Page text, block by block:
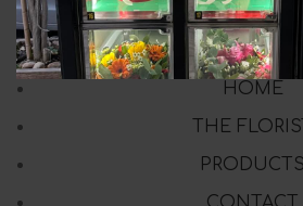
HOME
THE FLORIST
PRODUCTS